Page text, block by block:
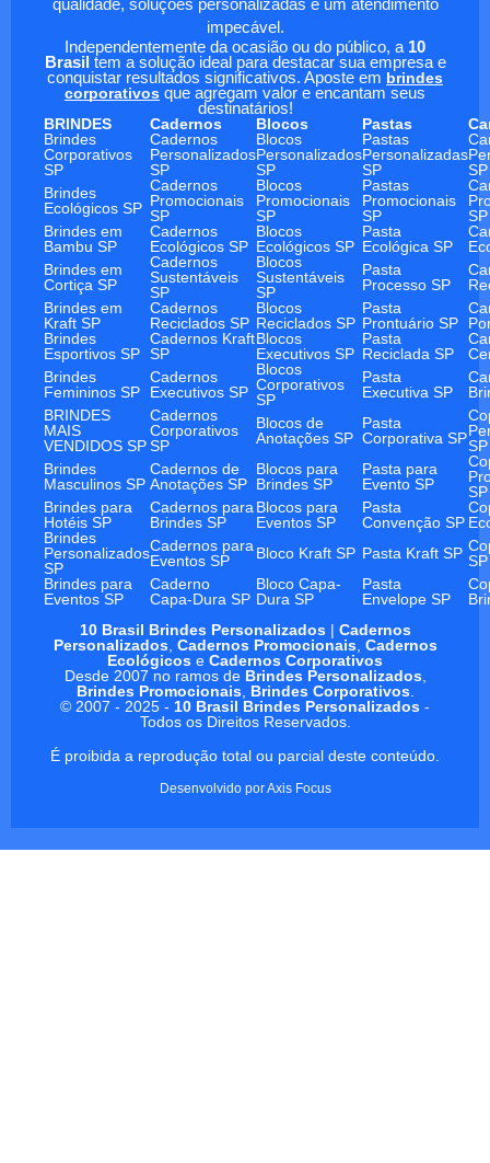
qualidade, soluções personalizadas e um atendimento
impecável.
Independentemente da ocasião ou do público, a 10
Brasil tem a solução ideal para destacar sua empresa e
conquistar resultados significativos. Aposte em brindes
corporativos que agregam valor e encantam seus
destinatários!
BRINDES
Cadernos Blocos Pastas
Brindes
Corporativos
SP
Cadernos
Personalizados
SP
Blocos
Personalizados
SP
Pastas
Personalizadas
SP
SP
Brindes
Ecológicos SP
Cadernos
Promocionais
SP
Blocos
Promocionais
SP
Pastas
Promocionais
SP
SP
Brindes em
Bambu SP
Cadernos
Ecológicos SP
Blocos
Ecológicos SP
Pasta
Ecológica SP
Brindes em
Cortiça SP
Cadernos
Sustentáveis
SP
Blocos
Sustentáveis
SP
Pasta
Processo SP
Brindes em
Kraft SP
Cadernos
Reciclados SP
Blocos
Reciclados SP
Pasta
Prontuário SP
Brindes
Esportivos SP
Cadernos Kraft
SP
Blocos
Executivos SP
Pasta
Reciclada SP
Brindes
Femininos SP
Cadernos
Executivos SP
Blocos
Corporativos
SP
Pasta
Executiva SP
BRINDES
MAIS
VENDIDOS SP
Cadernos
Corporativos
SP
Blocos de
Anotações SP
Pasta
Corporativa SPSP
Brindes
Masculinos SP
Cadernos de
Anotações SP
Blocos para
Brindes SP
Pasta para
Evento SP
SP
Brindes para
Hotéis SP
Cadernos para
Brindes SP
Blocos para
Eventos SP
Pasta
Convenção SP
Brindes
Personalizados
SP
Cadernos para
Eventos SP
Bloco Kraft SP Pasta Kraft SP SP
Brindes para
Eventos SP
Caderno
Capa-Dura SP
Bloco Capa-
Dura SP
Pasta
Envelope SP
10 Brasil Brindes Personalizados| Cadernos
Personalizados, Cadernos Promocionais, Cadernos
Ecológicos e Cadernos Corporativos
Desde 2007 no ramos de Brindes Personalizados,
Brindes Promocionais, Brindes Corporativos.
© 2007 - 2025 - 10 Brasil Brindes Personalizados -
Todos os Direitos Reservados.
É proibida a reprodução total ou parcial deste conteúdo.
Desenvolvido porAxis Focus